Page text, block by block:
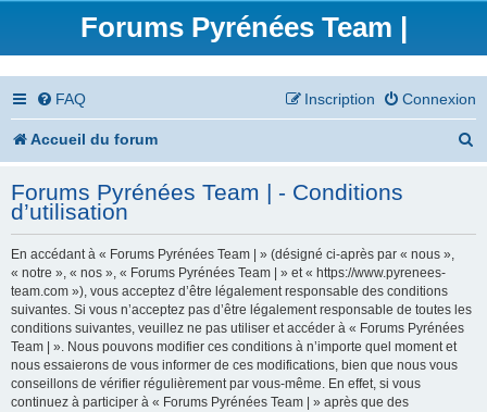
Forums Pyrénées Team |
FAQ Connexion
Inscription
Accueil du forum
h
Forums Pyrénées Team | - Conditions
d’utilisation
En accédant à « Forums Pyrénées Team | » (désigné ci-après par « nous »,
« notre », « nos », « Forums Pyrénées Team | » et « https://www.pyrenees-
team.com »), vous acceptez d’être légalement responsable des conditions
suivantes. Si vous n’acceptez pas d’être légalement responsable de toutes les
conditions suivantes, veuillez ne pas utiliser et accéder à « Forums Pyrénées
Team | ». Nous pouvons modifier ces conditions à n’importe quel moment et
nous essaierons de vous informer de ces modifications, bien que nous vous
conseillons de vérifier régulièrement par vous-même. En effet, si vous
continuez à participer à « Forums Pyrénées Team | » après que des